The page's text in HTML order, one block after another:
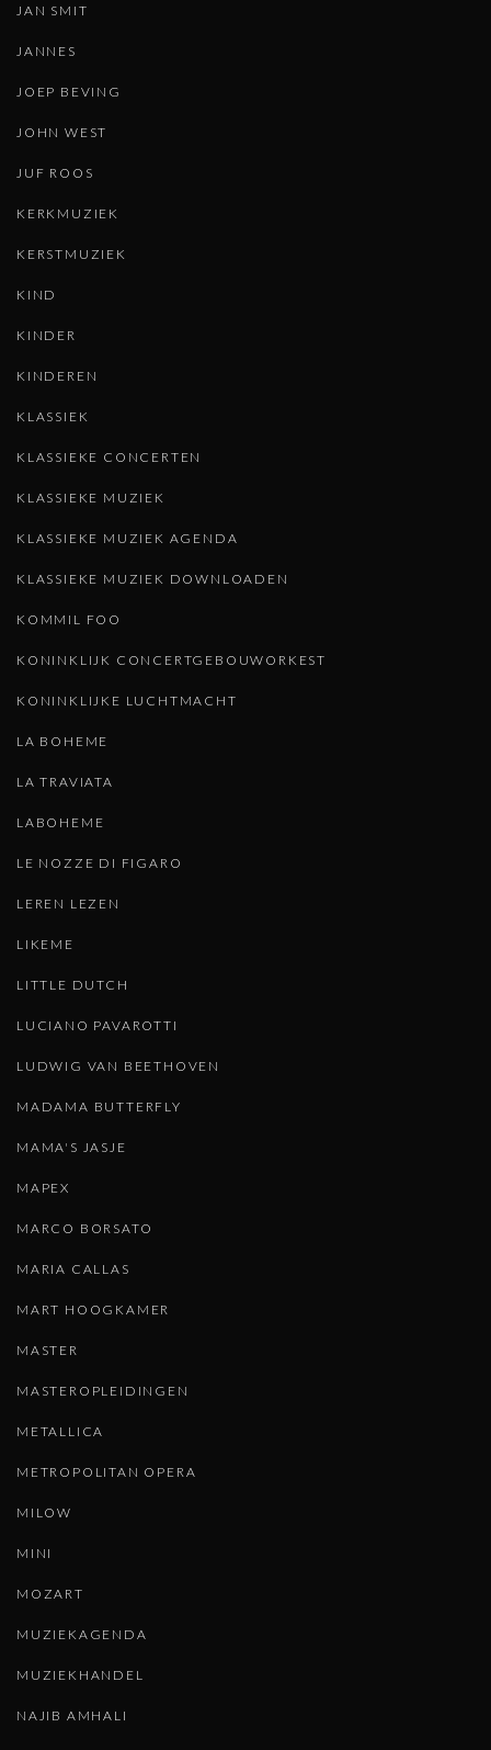
JAN SMIT
JANNES
JOEP BEVING
JOHN WEST
JUF ROOS
KERKMUZIEK
KERSTMUZIEK
KIND
KINDER
KINDEREN
KLASSIEK
KLASSIEKE CONCERTEN
KLASSIEKE MUZIEK
KLASSIEKE MUZIEK AGENDA
KLASSIEKE MUZIEK DOWNLOADEN
KOMMIL FOO
KONINKLIJK CONCERTGEBOUWORKEST
KONINKLIJKE LUCHTMACHT
LA BOHEME
LA TRAVIATA
LABOHEME
LE NOZZE DI FIGARO
LEREN LEZEN
LIKEME
LITTLE DUTCH
LUCIANO PAVAROTTI
LUDWIG VAN BEETHOVEN
MADAMA BUTTERFLY
MAMA'S JASJE
MAPEX
MARCO BORSATO
MARIA CALLAS
MART HOOGKAMER
MASTER
MASTEROPLEIDINGEN
METALLICA
METROPOLITAN OPERA
MILOW
MINI
MOZART
MUZIEKAGENDA
MUZIEKHANDEL
NAJIB AMHALI